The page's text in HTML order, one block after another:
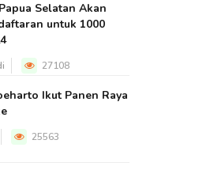
Selatan Akan
untuk 1000
27108
Ikut Panen Raya
25563